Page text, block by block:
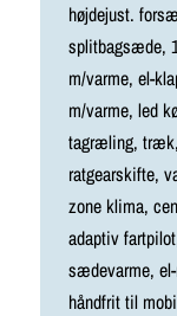
højdejust.
splitbagsæde,
m/varme, el-
m/varme, led
tagræling,
ratgearskifte,
zone klima,
adaptiv
sædevarme,
håndfrit til